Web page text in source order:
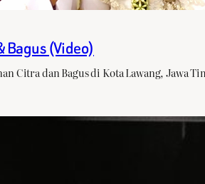
Bagus (Video)
Citra dan Bagus di Kota Lawang, Jawa